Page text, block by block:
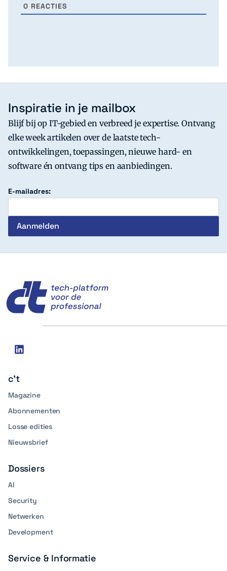
0 REACTIES
Inspiratie in je mailbox
Blijf bij op IT-gebied en verbreed je expertise. Ontvang
elke week artikelen over de laatste tech-
ontwikkelingen, toepassingen, nieuwe hard- en
software én ontvang tips en aanbiedingen.
E-mailadres:
Social
linkedin
c't
Magazine
Abonnementen
Losse edities
Nieuwsbrief
Dossiers
AI
Security
Netwerken
Development
Service & Informatie